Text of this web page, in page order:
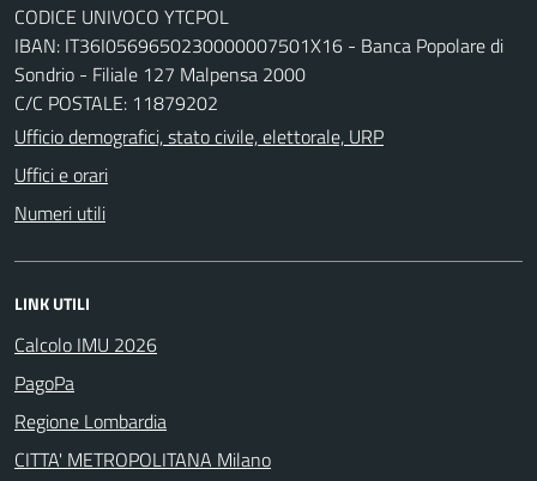
CODICE UNIVOCO YTCPOL
IBAN: IT36I0569650230000007501X16 - Banca Popolare di
Sondrio - Filiale 127 Malpensa 2000
C/C POSTALE: 11879202
Ufficio demografici, stato civile, elettorale, URP
Uffici e orari
Numeri utili
LINK UTILI
Calcolo IMU 2026
PagoPa
Regione Lombardia
CITTA' METROPOLITANA Milano